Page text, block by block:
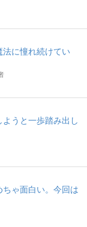
法に憧れ続けてい
うと一歩踏み出し
ゃ面白い。今回は